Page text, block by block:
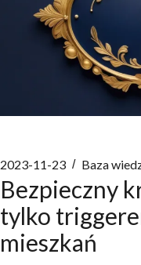
2023-11-23 Baza
Bezpieczny
tylko
mieszkań